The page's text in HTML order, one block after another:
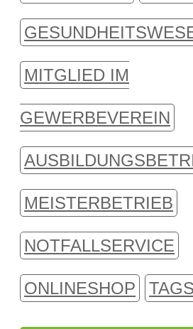
MITGLIED IM
GEWERBEVEREIN
MEISTERBETRIEB
NOTFALLSERVICE
ONLINESHOP TAGS